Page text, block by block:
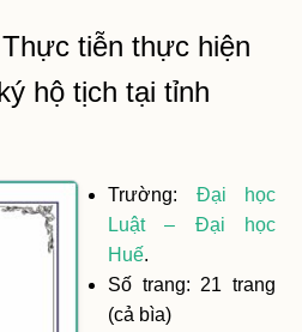
tiễn thực hiện
hộ tịch tại tỉnh
Trường: Đại học
Luật – Đại học
Huế.
Số trang: 21 trang
(cả bìa)